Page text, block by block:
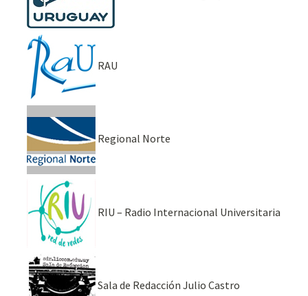
RAU
Regional Norte
RIU – Radio Internacional Universitaria
Sala de Redacción Julio Castro